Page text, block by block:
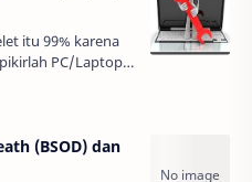
itu 99% karena
selalu harus di
(BSOD) dan